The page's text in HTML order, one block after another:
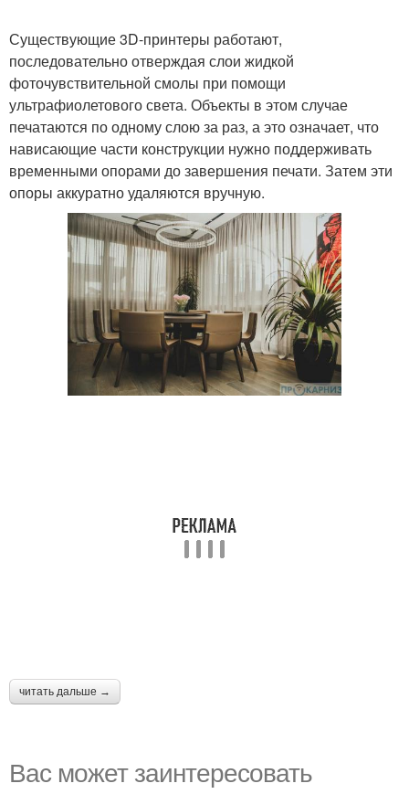
Существующие 3D-принтеры работают,
последовательно отверждая слои жидкой
фоточувствительной смолы при помощи
ультрафиолетового света. Объекты в этом случае
печатаются по одному слою за раз, а это означает, что
нависающие части конструкции нужно поддерживать
временными опорами до завершения печати. Затем эти
опоры аккуратно удаляются вручную.
читать дальше →
Вас может заинтересовать